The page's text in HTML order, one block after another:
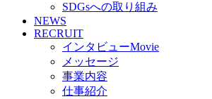
SDGsへの取り組み
NEWS
RECRUIT
インタビューMovie
メッセージ
事業内容
仕事紹介